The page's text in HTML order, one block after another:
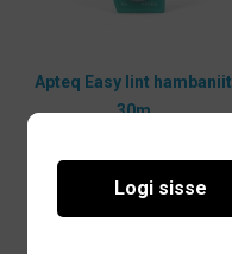
Apteq Easy lint hambaniit
30m
Lisa korvi
Logi sisse